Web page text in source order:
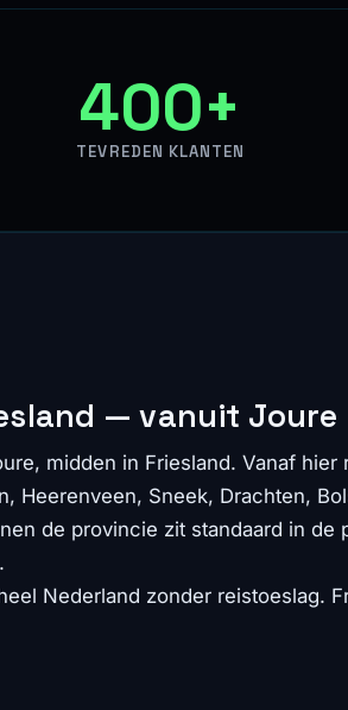
400+
TEVREDEN KLANTEN
— vanuit Joure
midden in Friesland. Vanaf hier
Heerenveen, Sneek, Drachten,
de provincie zit standaard in
Nederland zonder reistoeslag.